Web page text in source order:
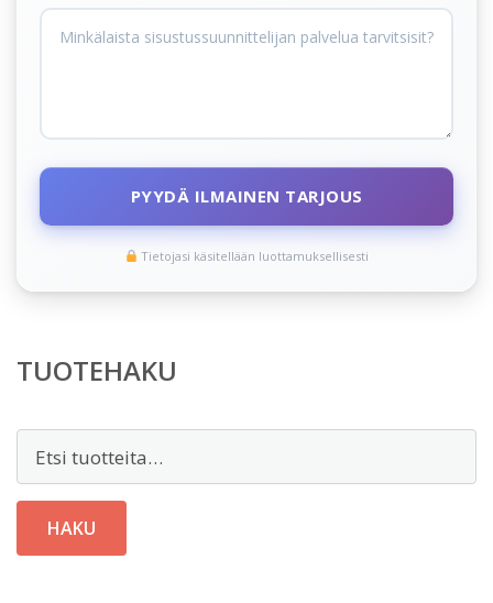
PYYDÄ ILMAINEN TARJOUS
Tietojasi käsitellään luottamuksellisesti
TUOTEHAKU
HAKU